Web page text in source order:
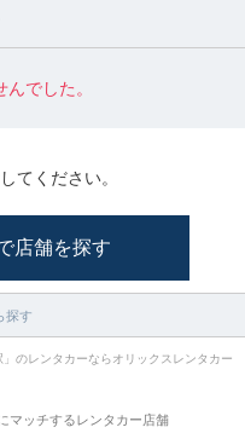
でした。
てください。
店舗を探す
探す
のレンタカーならオリックスレンタカー
マッチするレンタカー店舗